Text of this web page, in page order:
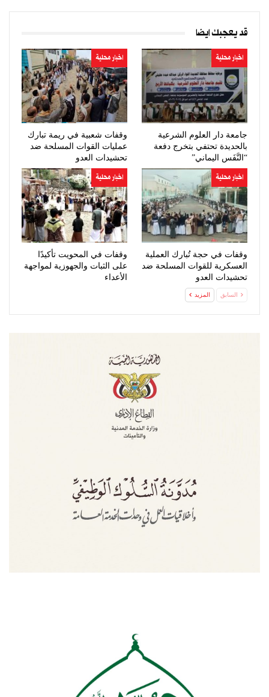
قد يعجبك ايضا
اخبار محلية
جامعة دار العلوم الشرعية
بالحديدة تحتفي بتخرج دفعة
“النَّفَس اليماني”
اخبار محلية
وقفات شعبية في ريمة تبارك
عمليات القوات المسلحة ضد
تحشيدات العدو
اخبار محلية
وقفات في حجة تُبارك العملية
العسكرية للقوات المسلحة ضد
تحشيدات العدو
اخبار محلية
وقفات في المحويت تأكيدًا
على الثبات والجهوزية لمواجهة
الأعداء
السابق المزيد